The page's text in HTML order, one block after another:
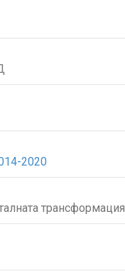
2020
трансформация